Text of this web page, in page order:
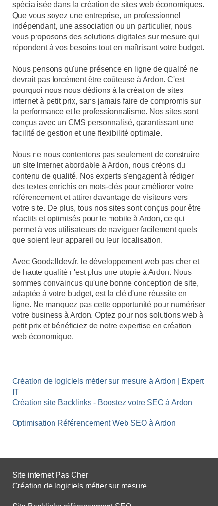
spécialisée dans la création de sites web économiques.
Que vous soyez une entreprise, un professionnel
indépendant, une association ou un particulier, nous
vous proposons des solutions digitales sur mesure qui
répondent à vos besoins tout en maîtrisant votre budget.
Nous pensons qu'une présence en ligne de qualité ne
devrait pas forcément être coûteuse à Ardon. C'est
pourquoi nous nous dédions à la création de sites
internet à petit prix, sans jamais faire de compromis sur
la performance et le professionnalisme. Nos sites sont
conçus avec un CMS personnalisé, garantissant une
facilité de gestion et une flexibilité optimale.
Nous ne nous contentons pas seulement de construire
un site internet abordable à Ardon, nous créons du
contenu de qualité. Nos experts s'engagent à rédiger
des textes enrichis en mots-clés pour améliorer votre
référencement et attirer davantage de visiteurs vers
votre site. De plus, tous nos sites sont conçus pour être
réactifs et optimisés pour le mobile à Ardon, ce qui
permet à vos utilisateurs de naviguer facilement quels
que soient leur appareil ou leur localisation.
Avec Goodalldev.fr, le développement web pas cher et
de haute qualité n'est plus une utopie à Ardon. Nous
sommes convaincus qu'une bonne conception de site,
adaptée à votre budget, est la clé d'une réussite en
ligne. Ne manquez pas cette opportunité pour numériser
votre business à Ardon. Optez pour nos solutions web à
petit prix et bénéficiez de notre expertise en création
web économique.
Création de logiciels métier sur mesure à Ardon | Expert
IT
Création site Backlinks - Boostez votre SEO à Ardon
Optimisation Référencement Web SEO à Ardon
Site internet Pas Cher
Création de logiciels métier sur mesure